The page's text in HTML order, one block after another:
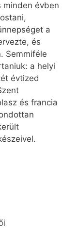
minden évben
a
és
Semmiféle
a helyi
évtized
és francia